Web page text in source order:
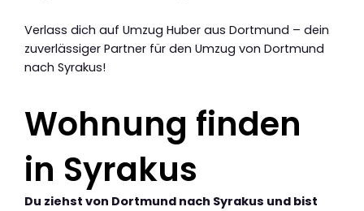
Verlass dich auf Umzug Huber aus Dortmund – dein
zuverlässiger Partner für den Umzug von Dortmund
nach Syrakus!
Wohnung finden
in Syrakus
Du ziehst von Dortmund nach Syrakus und bist